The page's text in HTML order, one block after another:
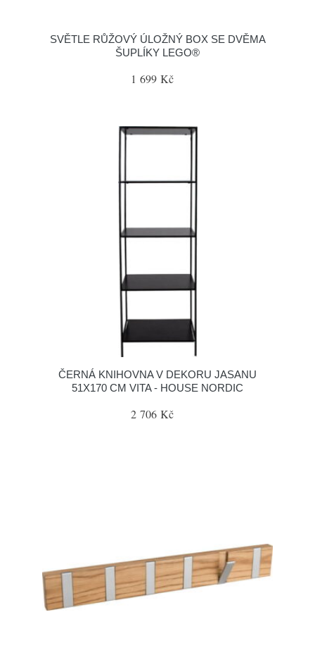
SVĚTLE RŮŽOVÝ ÚLOŽNÝ BOX SE DVĚMA
ŠUPLÍKY LEGO®
1 699 Kč
ČERNÁ KNIHOVNA V DEKORU JASANU
51X170 CM VITA - HOUSE NORDIC
2 706 Kč